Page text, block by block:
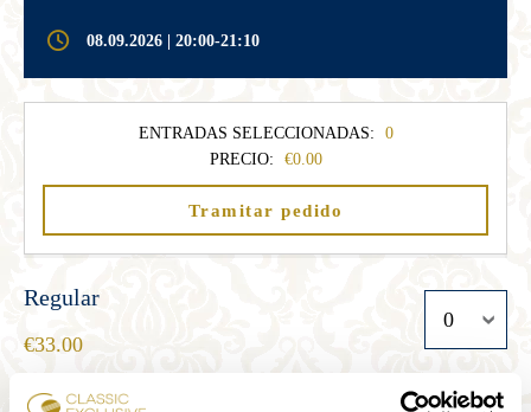
08.09.2026 | 20:00-21:10
ENTRADAS SELECCIONADAS:
0
PRECIO:
0.00
Tramitar pedido
Regular
33.00